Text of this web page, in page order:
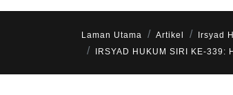
Laman Utama Artikel Irsyad
IRSYAD HUKUM SIRI KE-339: